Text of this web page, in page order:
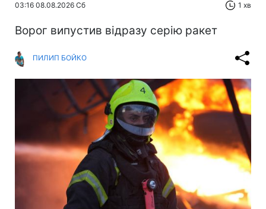
03:16 08.08.2026 Сб 1 хв
Ворог випустив відразу серію ракет
ПИЛИП БОЙКО